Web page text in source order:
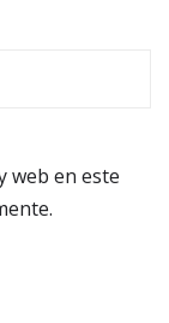
web en este